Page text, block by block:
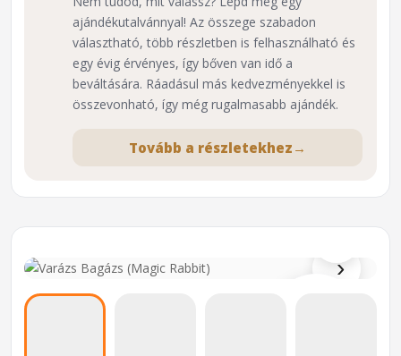
›
⌕
ajándékutalvánnyal! Az összege szabadon
választható, több részletben is felhasználható és
egy évig érvényes, így bőven van idő a
beváltására. Ráadásul más kedvezményekkel is
összevonható, így még rugalmasabb ajándék.
Tovább a részletekhez →